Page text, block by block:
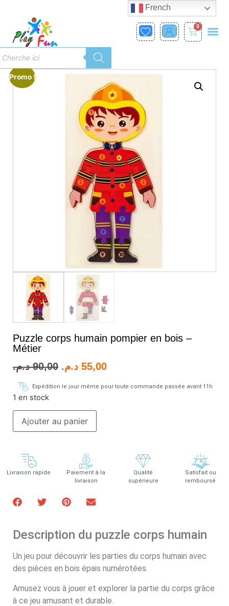
0
Promo !
Puzzle corps humain pompier en bois –
Métier
90,00 د.م. 55,00 د.م.
Expédition le jour même pour toute commande passée avant 11h
1 en stock
Ajouter au panier
Livraison rapide
Paiement à la
livraison
Qualité
supérieure
Satisfait ou
remboursé
Description du puzzle corps humain
Un jeu pour découvrir les parties du corps humain avec
des pièces en bois épais numérotées.
Amusez vous à jouer et explorer la partie du corps grâce
à ce jeu amusant et durable.
French